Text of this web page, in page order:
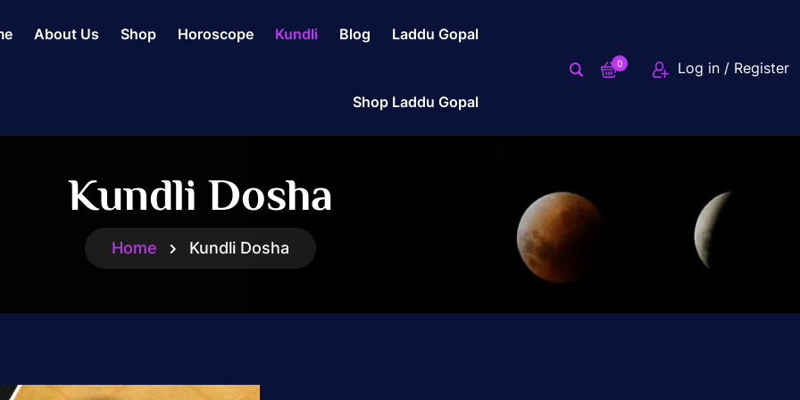
About Us Shop Horoscope Kundli Blog Laddu Gopal
Shop Laddu Gopal
0 Log in / Register
Kundli Dosha
Home Kundli Dosha